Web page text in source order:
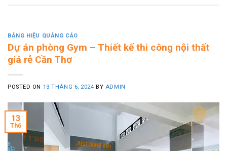
BẢNG HIỆU QUẢNG CÁO
Dự án phòng Gym – Thiết kế thi công nội thất
giá rẻ Cần Thơ
POSTED ON 13 THÁNG 6, 2024 BY ADMIN
13
Th6